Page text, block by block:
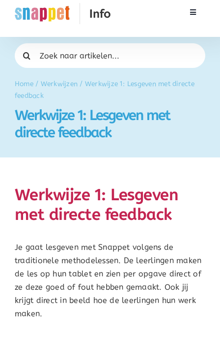
naar
Toggle
Rekenen
Taal & Spelling
Training
FAQ
Home/ Werkwijzen / Werkwijze 1: Lesgeven met directe
feedback
Werkwijze 1: Lesgeven met
directe feedback
Zoeken
naar:
Werkwijze 1: Lesgeven
met directe feedback
Je gaat lesgeven met Snappet volgens de
traditionele methodelessen. De leerlingen maken
de les op hun tablet en zien per opgave direct of
ze deze goed of fout hebben gemaakt. Ook jij
krijgt direct in beeld hoe de leerlingen hun werk
maken.